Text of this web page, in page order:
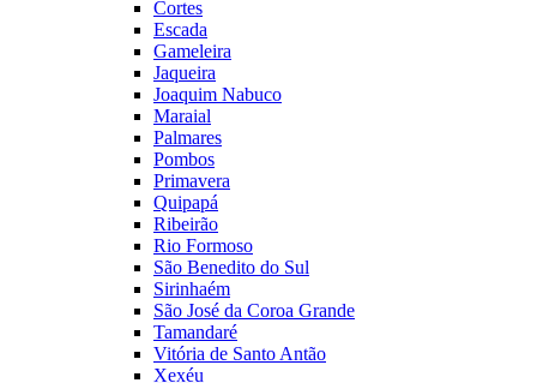
Cortes
Escada
Gameleira
Jaqueira
Joaquim Nabuco
Maraial
Palmares
Pombos
Primavera
Quipapá
Ribeirão
Rio Formoso
São Benedito do Sul
Sirinhaém
São José da Coroa Grande
Tamandaré
Vitória de Santo Antão
Xexéu